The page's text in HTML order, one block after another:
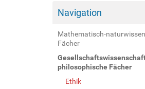
Navigation
Mathematisch-
Fächer
philosophische Fächer
Ethik